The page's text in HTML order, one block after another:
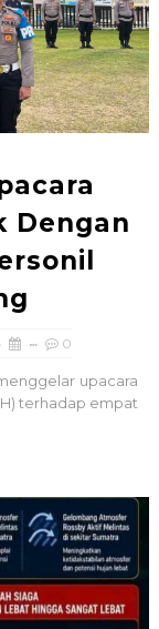
Dengan
0
upacara
terhadap empat